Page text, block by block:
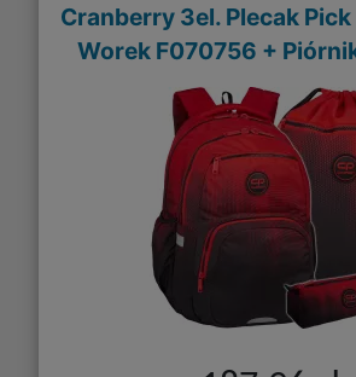
Cranberry 3el. Plecak
Worek F070756 +